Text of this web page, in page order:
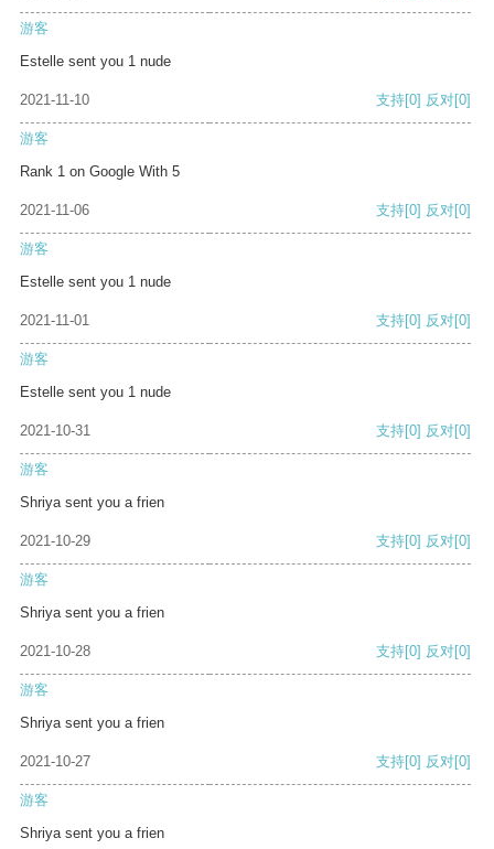
游客
Estelle sent you 1 nude
2021-11-10 支持[0] 反对[0]
游客
Rank 1 on Google With 5
2021-11-06 支持[0] 反对[0]
游客
Estelle sent you 1 nude
2021-11-01 支持[0] 反对[0]
游客
Estelle sent you 1 nude
2021-10-31 支持[0] 反对[0]
游客
Shriya sent you a frien
2021-10-29 支持[0] 反对[0]
游客
Shriya sent you a frien
2021-10-28 支持[0] 反对[0]
游客
Shriya sent you a frien
2021-10-27 支持[0] 反对[0]
游客
Shriya sent you a frien